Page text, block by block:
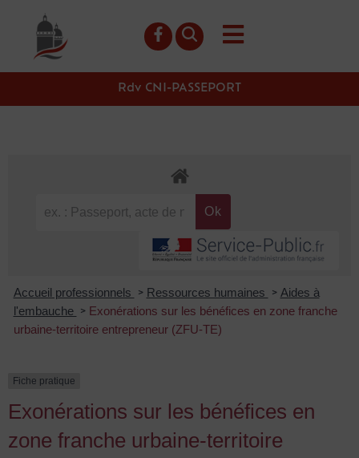
principal
Rdv CNI-PASSEPORT
Accueil professionnels > Ressources humaines > Aides à
l'embauche
> Exonérations sur les bénéfices en zone franche
urbaine-territoire entrepreneur (ZFU-TE)
Fiche pratique
Exonérations sur les bénéfices en
zone franche urbaine-territoire